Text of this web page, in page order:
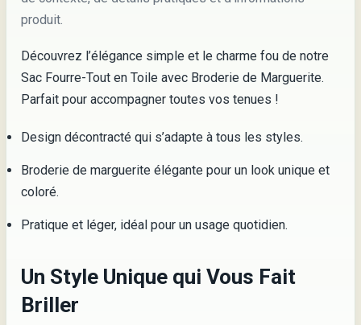
produit.
Découvrez l’élégance simple et le charme fou de notre
Sac Fourre-Tout en Toile avec Broderie de Marguerite.
Parfait pour accompagner toutes vos tenues !
Design décontracté qui s’adapte à tous les styles.
Broderie de marguerite élégante pour un look unique et
coloré.
Pratique et léger, idéal pour un usage quotidien.
Un Style Unique qui Vous Fait
Briller